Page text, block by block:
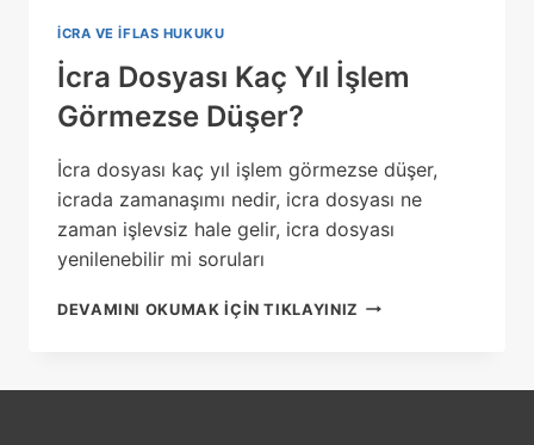
İCRA VE İFLAS HUKUKU
İcra Dosyası Kaç Yıl İşlem
Görmezse Düşer?
İcra dosyası kaç yıl işlem görmezse düşer,
icrada zamanaşımı nedir, icra dosyası ne
zaman işlevsiz hale gelir, icra dosyası
yenilenebilir mi soruları
DEVAMINI OKUMAK IÇIN TIKLAYINIZ İCRA